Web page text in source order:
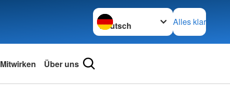
Sprache wechseln zu
Alles klar
Mitwirken Über uns